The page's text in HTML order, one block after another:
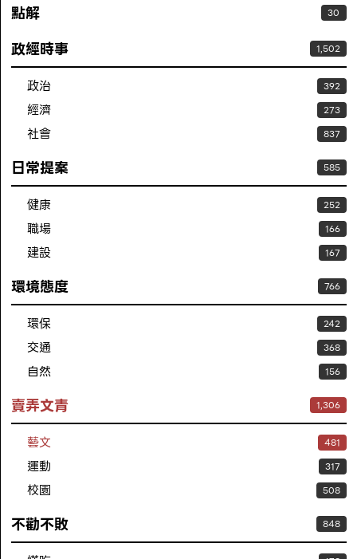
點解 30
政經時事 1,502
政治 392
經濟 273
社會 837
日常提案 585
健康 252
職場 166
建設 167
環境態度 766
環保 242
交通 368
自然 156
賣弄文青 1,306
藝文 481
運動 317
校園 508
不勸不敗 848